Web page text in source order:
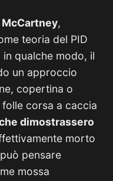
,
teoria del PID
qualche modo, il
un approccio
copertina o
corsa a caccia
dimostrassero
morto
pensare
mossa